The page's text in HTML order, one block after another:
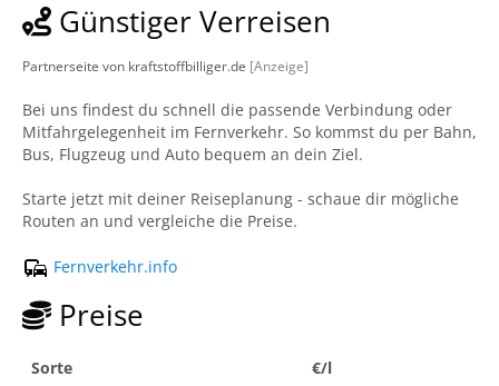
Günstiger Verreisen
Partnerseite von kraftstoffbilliger.de [Anzeige]
Bei uns findest du schnell die passende Verbindung oder
Mitfahrgelegenheit im Fernverkehr. So kommst du per Bahn,
Bus, Flugzeug und Auto bequem an dein Ziel.
Starte jetzt mit deiner Reiseplanung - schaue dir mögliche
Routen an und vergleiche die Preise.
Fernverkehr.info
Preise
Sorte
€/l